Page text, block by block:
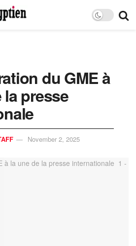
du GME à
la presse
November 2, 2025